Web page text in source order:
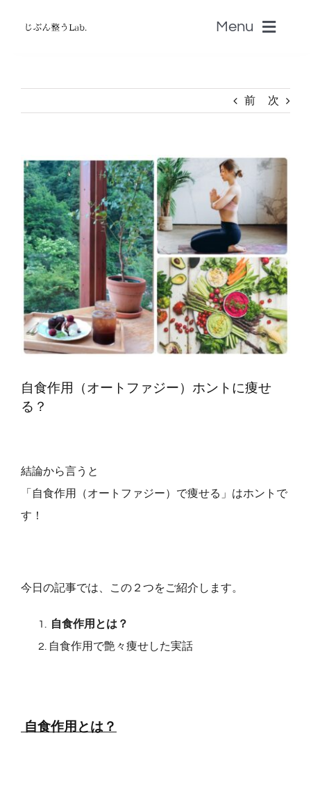
Menu
書籍
認定セラピストSALON
音叉Onsa
脳科学「自分のトリセツ」S-BRAIN
QA・体験談
プロフィール
Restricted content
前 次
View
Larger
Image
自食作用（オートファジー）ホントに痩せ
る？
結論から言うと
「自食作用（オートファジー）で痩せる」はホントで
す！
今日の記事では、この２つをご紹介します。
自食作用とは？
自食作用で艶々痩せした実話
自食作用とは？